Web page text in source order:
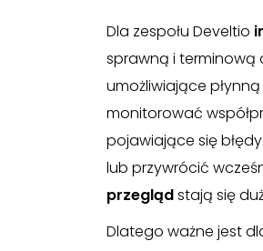
Dla zespołu Develtio
sprawną i terminową
umożliwiające
monitorować
pojawiające się
lub przywrócić
przeglądstają się
Dlatego ważne jest